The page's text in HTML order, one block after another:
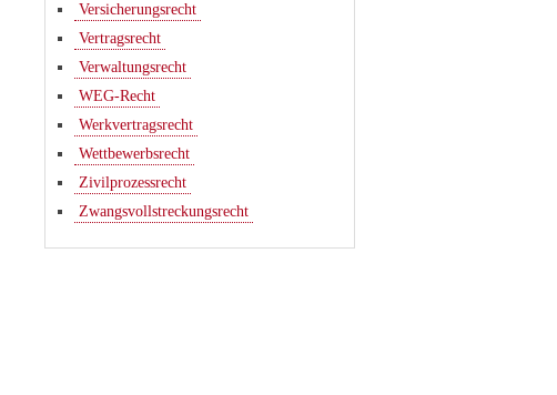
Versicherungsrecht
Vertragsrecht
Verwaltungsrecht
WEG-Recht
Werkvertragsrecht
Wettbewerbsrecht
Zivilprozessrecht
Zwangsvollstreckungsrecht